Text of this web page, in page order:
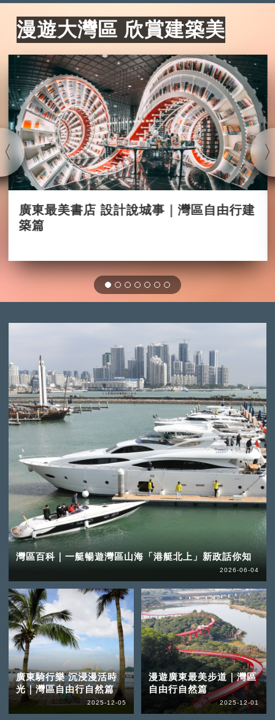
漫遊大灣區 欣賞建築美
廣東最美書店 設計說城事｜灣區自由行建
築篇
灣區百科｜一艇暢遊灣區山海「港艇北上」新政話你知
2026-06-04
廣東騎行樂 沉浸漫活時
光｜灣區自由行自然篇
2025-12-05
漫遊廣東最美步道｜灣區
自由行自然篇
2025-12-01